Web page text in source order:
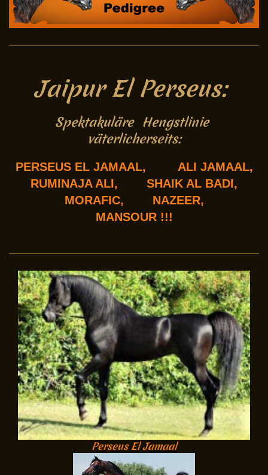
Jaipur El Perseus:
Spektakuläre Hengstlinie
väterlicherseits:
PERSEUS EL JAMAAL, ALI JAMAAL,
RUMINAJA ALI, SHAIK AL BADI,
MORAFIC, NAZEER,
MANSOUR !!!
Perseus El Jamaal